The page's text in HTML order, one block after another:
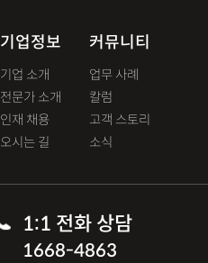
기업정보
기업 소개
전문가 소개
인재 채용
오시는 길
커뮤니티
업무 사례
칼럼
고객 스토리
소식
1:1 전화 상담
1668-4863